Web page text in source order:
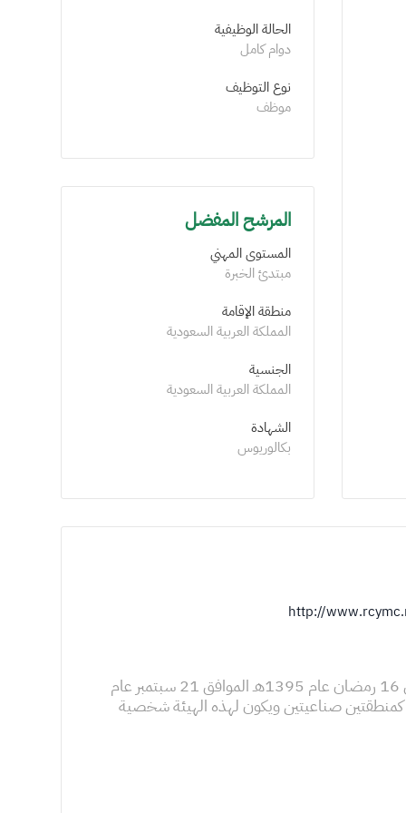
الحالة الوظيفية
دوام كامل
نوع التوظيف
موظف
المرشح المفضل
المستوى المهني
مبتدئ الخبرة
منطقة الإقامة
المملكة العربية السعودية
الجنسية
المملكة العربية السعودية
الشهادة
بكالوريوس
http://
تأسست الهيئة الملكية للجبيل وينبع بموجب مرسوم ملكي أصدره جلالة الملك خالد بن عبدالعزيز آل سعود ـ يرحمه الله - في 16 رمضان عام 1395هـ الموافق 21 سبتمبر عام
كمنطقتين صناعيتين ويكون لهذه الهيئة شخصية